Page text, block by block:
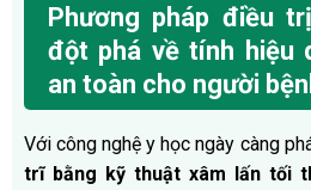
Phương pháp điều
đột phá về tính hiệu
an toàn cho người
Với công nghệ y học ngày càng
trĩ bằng kỹ thuật xâm lấn tối